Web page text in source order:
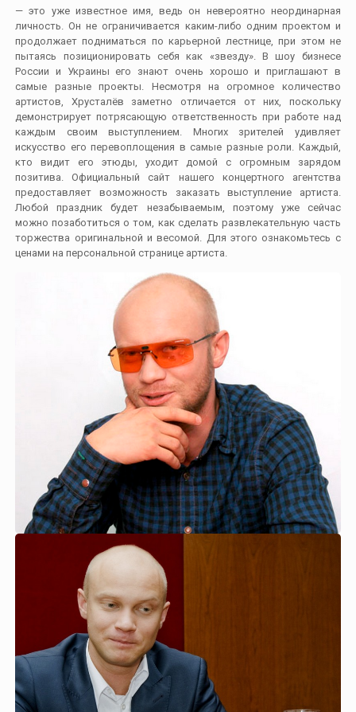
— это уже известное имя, ведь он невероятно неординарная
личность. Он не ограничивается каким-либо одним проектом и
продолжает подниматься по карьерной лестнице, при этом не
пытаясь позиционировать себя как «звезду». В шоу бизнесе
России и Украины его знают очень хорошо и приглашают в
самые разные проекты. Несмотря на огромное количество
артистов, Хрусталёв заметно отличается от них, поскольку
демонстрирует потрясающую ответственность при работе над
каждым своим выступлением. Многих зрителей удивляет
искусство его перевоплощения в самые разные роли. Каждый,
кто видит его этюды, уходит домой с огромным зарядом
позитива. Официальный сайт нашего концертного агентства
предоставляет возможность заказать выступление артиста.
Любой праздник будет незабываемым, поэтому уже сейчас
можно позаботиться о том, как сделать развлекательную часть
торжества оригинальной и весомой. Для этого ознакомьтесь с
ценами на персональной странице артиста.